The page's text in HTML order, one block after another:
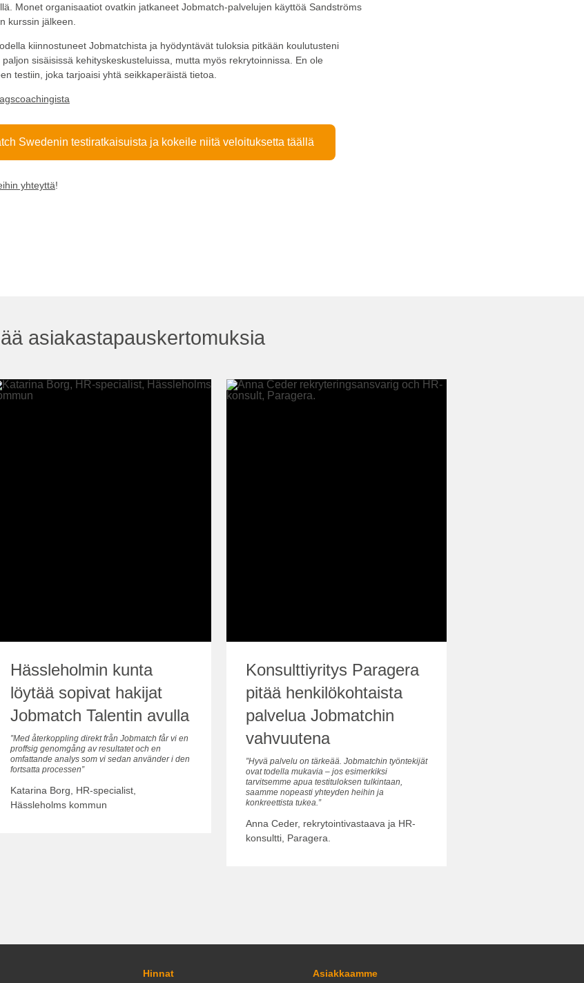
Monet organisaatiot ovatkin jatkaneet Jobmatch-palvelujen käyttöä Sandströms
kurssin jälkeen.
kiinnostuneet Jobmatchista ja hyödyntävät tuloksia pitkään koulutusteni
sisäisissä kehityskeskusteluissa, mutta myös rekrytoinnissa. En ole
testiin, joka tarjoaisi yhtä seikkaperäistä tietoa.
Swedenin testiratkaisuista ja kokeile niitä veloituksetta täällä
yhteyttä!
asiakastapauskertomuksia
Hässleholmin kunta
löytää sopivat hakijat
Jobmatch Talentin avulla
”Med återkoppling direkt från Jobmatch får vi en
proffsig genomgång av resultatet och en
omfattande analys som vi sedan använder i den
fortsatta processen”
Katarina Borg, HR-specialist,
Hässleholms kommun
Konsulttiyritys Paragera
pitää henkilökohtaista
palvelua Jobmatchin
vahvuutena
”Hyvä palvelu on tärkeää. Jobmatchin työntekijät
ovat todella mukavia – jos esimerkiksi
tarvitsemme apua testituloksen tulkintaan,
saamme nopeasti yhteyden heihin ja
konkreettista tukea.”
Anna Ceder, rekrytointivastaava ja HR-
konsultti, Paragera.
Hinnat Asiakkaamme